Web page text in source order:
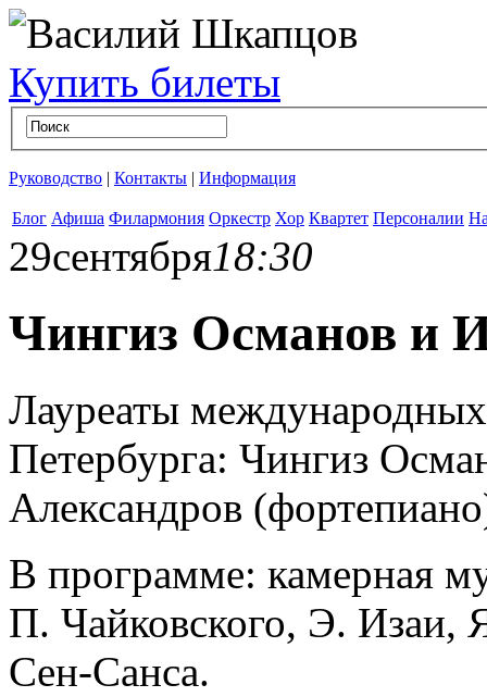
Купить билеты
Руководство | Контакты | Информация
Блог Афиша Филармония Оркестр Хор Квартет Персоналии
29сентября18:30
Чингиз Османов и
Лауреаты
Петербурга: Чингиз
Александров
В программе: камерная
П. Чайковского, Э. Изаи,
Сен-Санса.